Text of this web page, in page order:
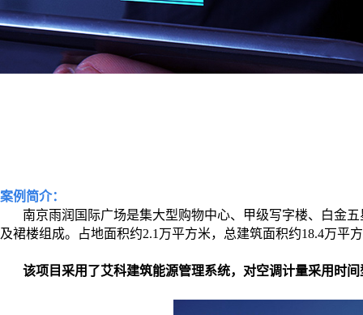
案例简介：
南京雨润国际广场是集大型购物中心、甲级写字楼、
白金
及裙楼组成。占地面积约2.1 万平方米， 总建筑面积约18.4万平
该项目采用了艾科建筑能源管理系统，对空调计量采用时